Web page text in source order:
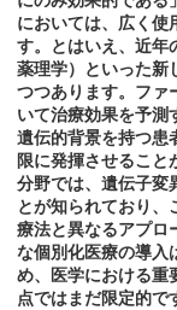
においては、広く使
す。とはいえ、近年
薬理学）といった新
つつあります。ファ
いて治療効果を予測
遺伝的背景を持つ患
限に発揮させること
分野では、遺伝子変
とが知られており、
療法と異なるアプロ
な個別化医療の導入
め、医学における重
点ではまだ限定的で